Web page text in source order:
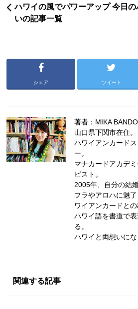
ハワイの風でパワーアップ 今日
いの記事一覧
シェア ツイート
著者：MIKA BANDO
山口県下関市在住。
ハワイアンカード
ー。
マナカードアカデ
ピスト。
2005年、自分の結
フラやアロハに魅
ワイアンカードと
ハワイ語を書道で
る。
ハワイと両想いにな
関連する記事